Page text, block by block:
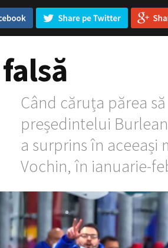
Când căruța părea
președintelui
a surprins în aceeași
Vochin, în ianuarie-